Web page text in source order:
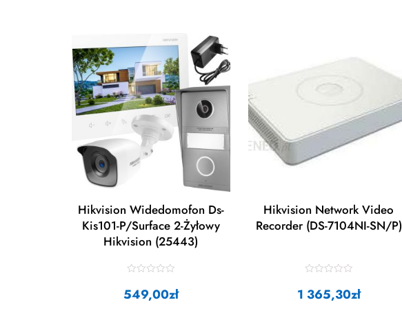
Hikvision Widedomofon Ds-
Kis101-P/Surface 2-Żyłowy
Hikvision (25443)
a
t
549,00zł
Hikvision Network Video
Recorder (DS-7104NI-SN/P)
a
t
1 365,30zł